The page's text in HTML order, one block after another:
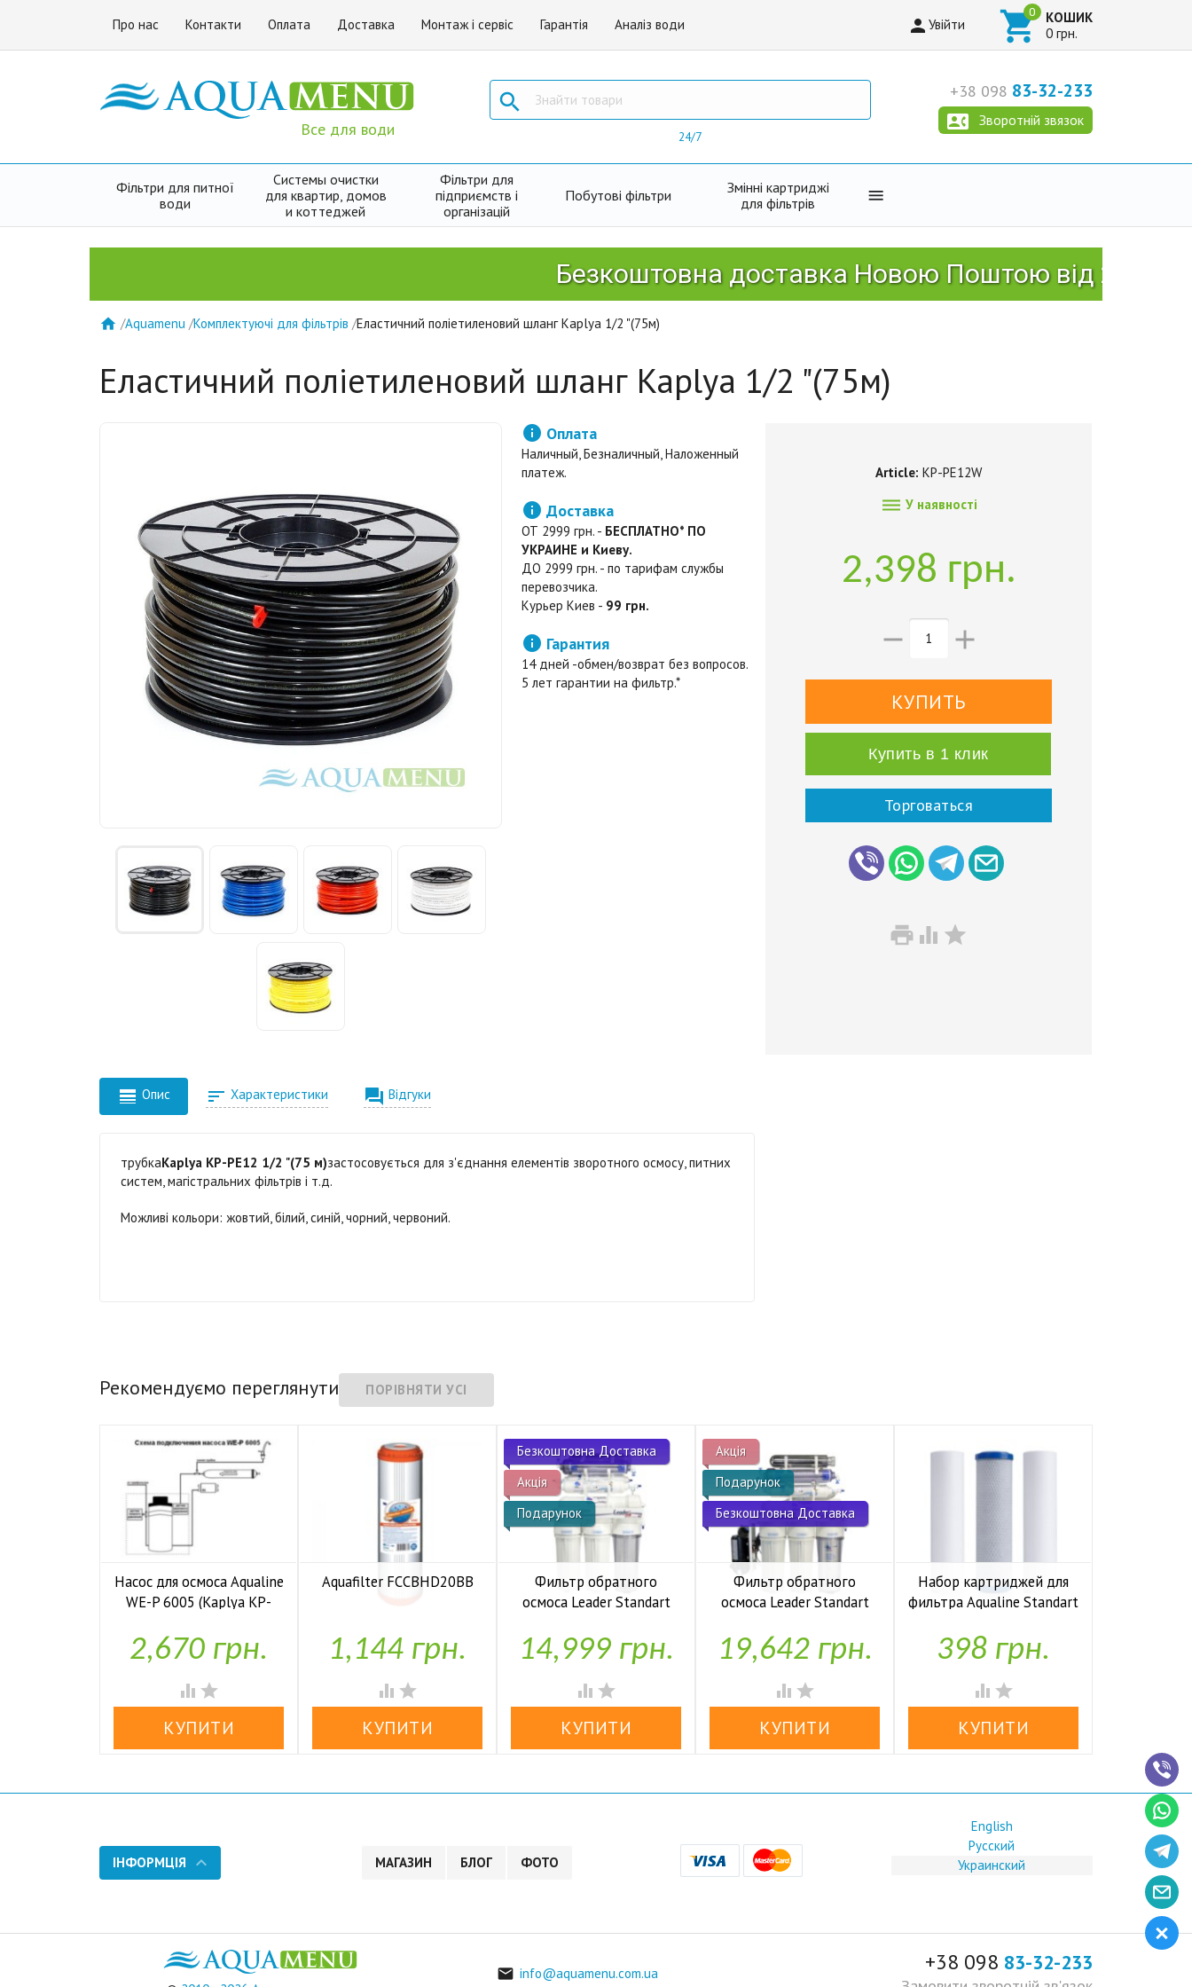
Про нас Контакти Оплата Доставка Монтаж і сервіс Гарантія Аналіз води Увійти  КОШИК
0 грн.
Все для води

24/7
+38 098 83-32-233
Зворотній звязок
Фільтри для питної
води
Системы очистки
для квартир, домов
и коттеджей
Фільтри для
підприємств і
організацій
Побутові фільтри
Змінні картриджі
для фільтрів

Безкоштовна доставка Новою Поштою від 2999 грн!
 /Aquamenu /Комплектуючі для фільтрів /Еластичний поліетиленовий шланг Kaplya 1/2 "(75м)
Еластичний поліетиленовий шланг Kaplya 1/2 "(75м)
Article:KP-PE12W
 У наявності
2,398 грн.
 
Купить в 1 клик
Торговаться
  
 Оплата
Наличный, Безналичный, Наложенный
платеж.
 Доставка
ОТ 2999 грн. - БЕСПЛАТНО* ПО
УКРАИНЕ и Киеву.
ДО 2999 грн. - по тарифам службы
перевозчика.
Курьер Киев - 99 грн.
 Гарантия
14 дней -обмен/возврат без вопросов.
5 лет гарантии на фильтр.*
 Опис  Характеристики  Відгуки
трубкаKaplya KP-PE12 1/2 "(75 м)застосовується для з'єднання елементів зворотного осмосу, питних
систем, магістральних фільтрів і т.д.
Можливі кольори: жовтий, білий, синій, чорний, червоний.
Рекомендуємо переглянути
Насос для осмоса Aqualine
WE-P 6005 (Kaplya KP-
 У наявності
2,670 грн.
 
Aquafilter FCCBHD20BB
1,144 грн.
 
Безкоштовна Доставка
Акція
Подарунок
Фильтр обратного
осмоса Leader Standart
У наявності
14,999 грн.
 
Акція
Подарунок
Безкоштовна Доставка
Фильтр обратного
осмоса Leader Standart
У наявності
19,642 грн.
 
Набор картриджей для
фильтра Aqualine Standart
 У наявності
398 грн.
 
ІНФОРМЦІЯ МАГАЗИН БЛОГ ФОТО
English
Русский
Украинский
 info@aquamenu.com.ua +38 098 83-32-233